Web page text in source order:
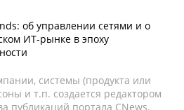
об управлении сетями и о
ИТ-рынке в эпоху
системы (продукта или
и т.п. создается редактором
публикаций портала CNews.